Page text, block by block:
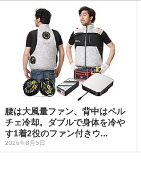
腰は大風量ファン、背中はペル
チェ冷却。ダブルで身体を冷や
す1着2役のファン付きウ...
2026年8月5日